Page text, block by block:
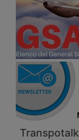
Transpotalk